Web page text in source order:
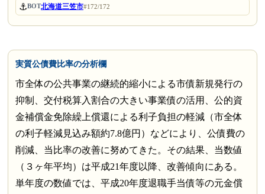
⚓BOT北海道三笠市#172/172
実質公債費比率の分析欄
市全体の公共事業の継続的縮小による市債新規発行の
抑制、交付税算入割合の大きい事業債の活用、公的資
金補償金免除繰上償還による利子負担の軽減（市全体
の利子軽減見込み額約7.8億円）などにより、公債費の
削減、当比率の改善に努めてきた。その結果、当数値
（３ヶ年平均）は平成21年度以降、改善傾向にある。
単年度の数値では、平成20年度退職手当債等の元金償